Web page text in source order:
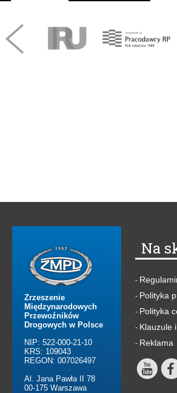
Zrzeszenie
Międzynarodowych
Przewoźników
Drogowych w Polsce
NIP: 522-000-21-10
KRS: 109043
REGON: 007026497
Al. Jana Pawła II 78
00-175 Warszawa
Na
-
- Polityka
- Polityka
- Klauzule
- Reklama